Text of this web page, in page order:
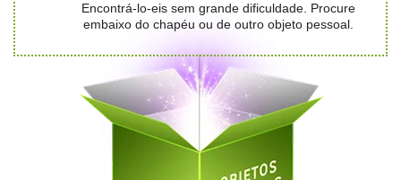
Encontrá-lo-eis sem grande dificuldade. Procure
embaixo do chapéu ou de outro objeto pessoal.